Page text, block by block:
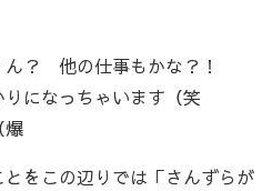
？ 他の仕事もかな？！
になっちゃいます（笑
爆
をこの辺りでは「さんずらが